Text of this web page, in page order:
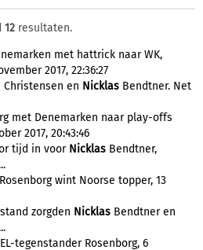
12 resultaten.
met hattrick naar WK,
2017, 22:36:27
Christensen en Nicklas Bendtner. Net
met Denemarken naar play-offs
2017, 20:43:46
tijd in voor Nicklas Bendtner,
wint Noorse topper, 13
zorgden Nicklas Bendtner en
tegenstander Rosenborg, 6